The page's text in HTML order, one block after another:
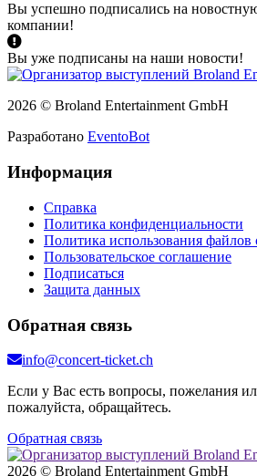
Вы успешно подписались на
компании!
Вы уже подписаны на наши новости!
2026 © Broland Entertainment GmbH
Разработано EventoBot
Информация
Справка
Политика конфиденциальности
Политика использования файлов
Пользовательское соглашение
Подписаться
Защита данных
Обратная связь
info@concert-ticket.ch
Если у Вас есть вопросы, пожелания
пожалуйста, обращайтесь.
Обратная связь
2026 © Broland Entertainment GmbH